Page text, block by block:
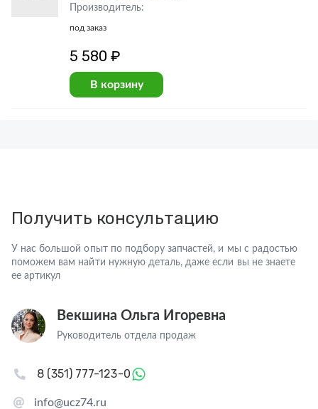
Производитель:
под заказ
5 580 ₽
В корзину
Получить консультацию
У нас большой опыт по подбору запчастей, и мы с радостью
поможем вам найти нужную деталь, даже если вы не знаете
ее артикул
Векшина Ольга Игоревна
Руководитель отдела продаж
info@ucz74.ru
8 (351) 777-123-0